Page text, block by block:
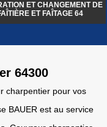
ET CHANGEMENT DE
ET FAÎTAGE 64
64300
charpentier pour vos
BAUER est au service